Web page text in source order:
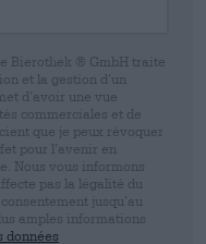
Bierothek ® GmbH traite
et la gestion d’un
d’avoir une vue
commerciales et de
que je peux révoquer
pour l’avenir en
Nous vous informons
pas la légalité du
jusqu’au
amples informations
données